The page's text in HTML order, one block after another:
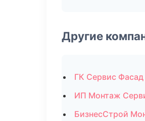
Другие
ГК Сервис
ИП Монтаж
БизнесСтрой